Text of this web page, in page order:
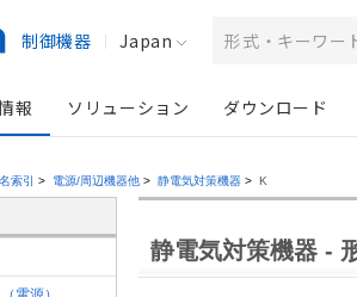
制御機器 Japan
報 ソリューション ダウンロード
索引 > 電源/周辺機器他 > 静電気対策機器 > K
静電気対策機器 -